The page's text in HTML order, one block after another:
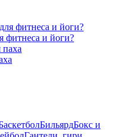
фитнеса и йоги?
БильярдБокс и